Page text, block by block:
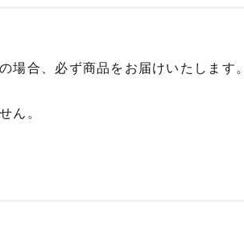
場合、必ず商品をお届けいたします。
ん。